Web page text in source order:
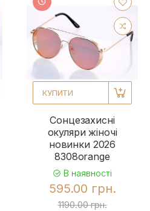
КУПИТИ
Сонцезахисні
окуляри жіночі
новинки 2026
8308orange
В наявності
595.00 грн.
1190.00 грн.